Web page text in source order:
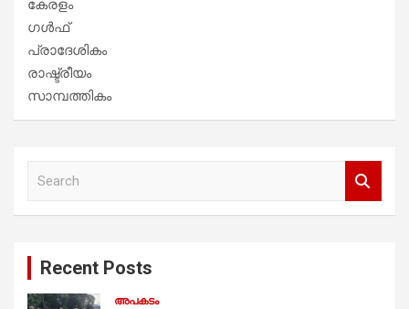
കേരളം
ഗൾഫ്
പ്രാദേശികം
രാഷ്ട്രീയം
സാമ്പത്തികം
Recent Posts
അപകടം